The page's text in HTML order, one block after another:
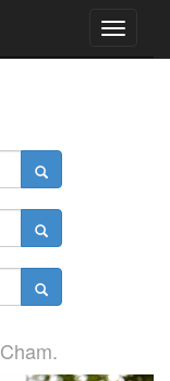
Menu
Cham.